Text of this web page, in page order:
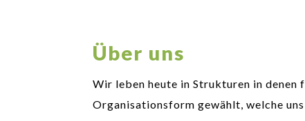
Über uns
Wir leben heute in Strukturen in
Organisationsform gewählt, welche